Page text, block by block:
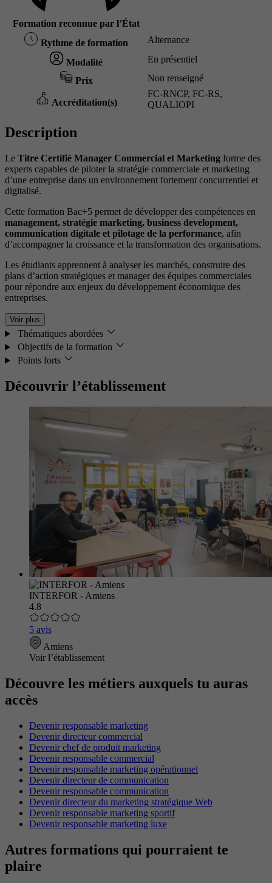
Formation reconnue par l’État
Rythme de formation Alternance
Modalité En présentiel
Prix Non renseigné
Accréditation(s)
FC-RNCP, FC-RS,
QUALIOPI
Description
Le Titre Certifié Manager Commercial et Marketing forme des
experts capables de piloter la stratégie commerciale et marketing
d’une entreprise dans un environnement fortement concurrentiel et
digitalisé.
Cette formation Bac+5 permet de développer des compétences en
management, stratégie marketing, business development,
communication digitale et pilotage de la performance, afin
d’accompagner la croissance et la transformation des organisations.
Les étudiants apprennent à analyser les marchés, construire des
plans d’action stratégiques et manager des équipes commerciales
pour répondre aux enjeux du développement économique des
entreprises.
Voir plus
Thématiques abordées
Objectifs de la formation
Points forts
Découvrir l’établissement
INTERFOR - Amiens
4.8
5 avis
Amiens
Voir l’établissement
Découvre les métiers auxquels tu auras
accès
Devenir responsable marketing
Devenir directeur commercial
Devenir chef de produit marketing
Devenir responsable commercial
Devenir responsable marketing opérationnel
Devenir directeur de communication
Devenir responsable communication
Devenir directeur du marketing stratégique Web
Devenir responsable marketing sportif
Devenir responsable marketing luxe
Autres formations qui pourraient te
plaire